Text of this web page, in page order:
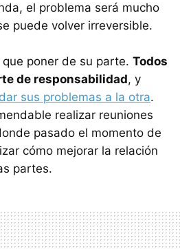
el problema será mucho
puede volver irreversible.
poner de su parte. Todos
de responsabilidad, y
sus problemas a la otra.
realizar reuniones
pasado el momento de
cómo mejorar la relación
partes.